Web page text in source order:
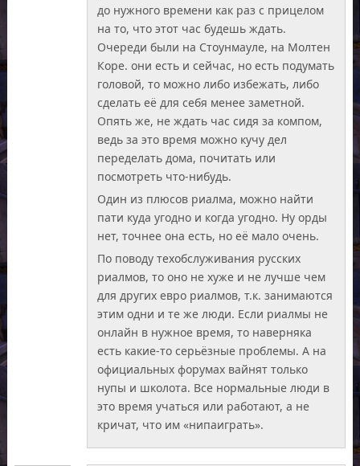
до нужного времени как раз с прицелом
на то, что этот час будешь ждать.
Очереди были на Стоунмауле, на Молтен
Коре. они есть и сейчас, но есть подумать
головой, то можно либо избежать, либо
сделать её для себя менее заметной.
Опять же, не ждать час сидя за компом,
ведь за это время можно кучу дел
переделать дома, почитать или
посмотреть что-нибудь.
Один из плюсов риалма, можно найти
пати куда угодно и когда угодно. Ну орды
нет, точнее она есть, но её мало очень.
По поводу техобслуживания русских
риалмов, то оно не хуже и не лучше чем
для других евро риалмов, т.к. занимаются
этим одни и те же люди. Если риалмы не
онлайн в нужное время, то наверняка
есть какие-то серьёзные проблемы. А на
официальных форумах вайнят только
нупы и школота. Все нормальные люди в
это время учаться или работают, а не
кричат, что им «нипаиграть».